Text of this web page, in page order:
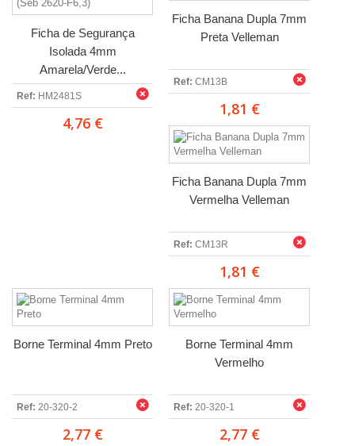
Ficha de Segurança
Isolada 4mm
Amarela/Verde...
Ref: HM2481S
4,76 €
Ficha Banana Dupla 7mm
Preta Velleman
Ref: CM13B
1,81 €
Ficha Banana Dupla 7mm
Vermelha Velleman
Ref: CM13R
1,81 €
Borne Terminal 4mm Preto
Ref: 20-320-2
2,77 €
Borne Terminal 4mm
Vermelho
Ref: 20-320-1
2,77 €